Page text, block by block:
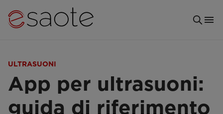
ULTRASUONI
App per ultrasuoni:
guida di riferimento